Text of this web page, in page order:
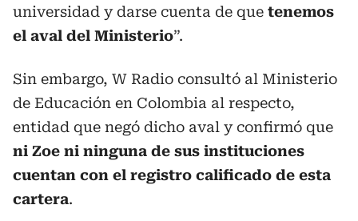
universidad y darse cuenta de que tenemos
el aval del Ministerio”.
Sin embargo, W Radio consultó al Ministerio
de Educación en Colombia al respecto,
entidad que negó dicho aval y confirmó que
ni Zoe ni ninguna de sus instituciones
cuentan con el registro calificado de esta
cartera.